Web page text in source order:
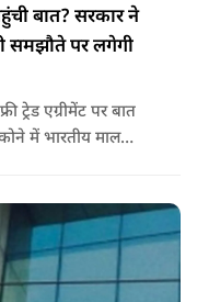
बात? सरकार ने
समझौते पर लगेगी
ट्रेड एग्रीमेंट पर बात
में भारतीय माल